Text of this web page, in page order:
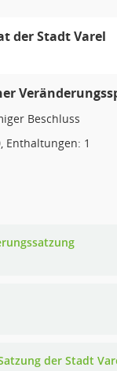
der Stadt Varel
Beschluss
Enthaltungen: 1
der Stadt